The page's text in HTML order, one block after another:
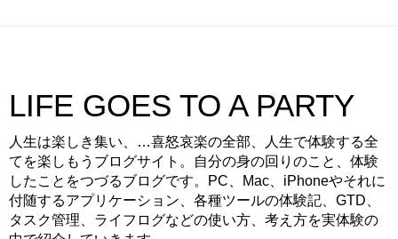
LIFE GOES TO A PARTY
人生は楽しき集い、…喜怒哀楽の全部、人生で体験する全
てを楽しもうブログサイト。自分の身の回りのこと、体験
したことをつづるブログです。PC、Mac、iPhoneやそれに
付随するアプリケーション、各種ツールの体験記、GTD、
タスク管理、ライフログなどの使い方、考え方を実体験の